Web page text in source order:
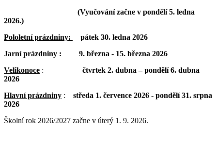
(Vyučování začne v pondělí 5. ledna
2026.)
Pololetní prázdniny:
pátek 30. ledna 2026
Jarní prázdniny : 9. března - 15. března 2026
Velikonoce : čtvrtek 2. dubna – pondělí 6. dubna
2026
Hlavní prázdniny : středa 1. července 2026 - pondělí 31. srpna
2026
Školní rok 2026/2027 začne v úterý 1. 9. 2026.